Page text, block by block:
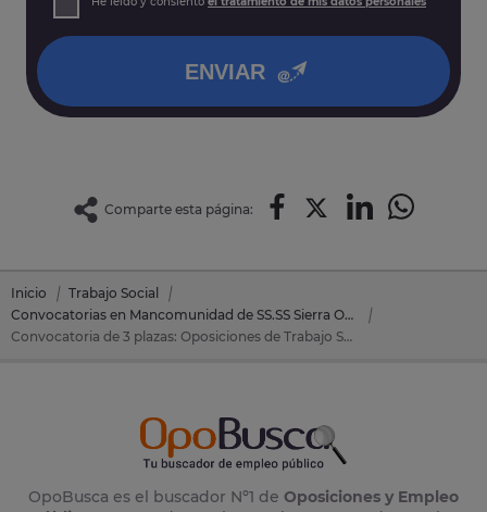
así como otros derechos tal y como se explica en nuestra
ENVIAR
Comparte esta página:
Inicio
Trabajo Social
Convocatorias en Mancomunidad de SS.SS Sierra Oeste
Convocatoria de 3 plazas: Oposiciones de Trabajo Social en Mancomunidad de SS.SS Sierra Oeste (Madrid)
OpoBusca es el buscador Nº1 de Oposiciones y Empleo